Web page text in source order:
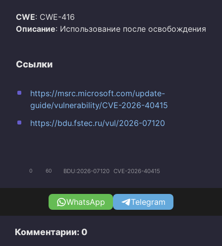
CWE: CWE-416
Описание: Использование после освобождения
Ссылки
https://msrc.microsoft.com/update-
guide/vulnerability/CVE-2026-40415
https://bdu.fstec.ru/vul/2026-07120
0 60 BDU:2026-07120 CVE-2026-40415
WhatsApp Telegram
Комментарии: 0